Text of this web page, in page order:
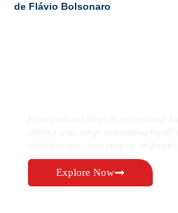
de Flávio Bolsonaro
Explore Now